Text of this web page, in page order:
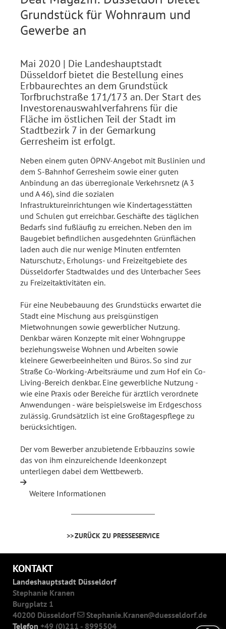
Grundstück für Wohnraum und
Gewerbe an
Mai 2020 | Die Landeshauptstadt
Düsseldorf bietet die Bestellung eines
Erbbaurechtes an dem Grundstück
Torfbruchstraße 171/173 an. Der Start des
Investorenauswahlverfahrens für die
Fläche im östlichen Teil der Stadt im
Stadtbezirk 7 in der Gemarkung
Gerresheim ist erfolgt.
Neben einem guten ÖPNV-Angebot mit Buslinien und
dem S-Bahnhof Gerresheim sowie einer guten
Anbindung an das überregionale Verkehrsnetz (A 3
und A 46), sind die sozialen
Infrastruktureinrichtungen wie Kindertagesstätten
und Schulen gut erreichbar. Geschäfte des täglichen
Bedarfs sind fußläufig zu erreichen. Neben den im
Baugebiet befindlichen ausgedehnten Grünflächen
laden auch die nur wenige Minuten entfernten
Naturschutz-, Erholungs- und Freizeitgebiete des
Düsseldorfer Stadtwaldes und des Unterbacher Sees
zu Freizeitaktivitäten ein.
Für eine Neubebauung des Grundstücks erwartet die
Stadt eine Mischung aus preisgünstigen
Mietwohnungen sowie gewerblicher Nutzung.
Denkbar wären Konzepte mit einer Wohngruppe
beziehungsweise Wohnen und Arbeiten sowie
kleinere Gewerbeeinheiten und Büros. So sind zur
Straße Co-Working-Arbeitsräume und zum Hof ein Co-
Living-Bereich denkbar. Eine gewerbliche Nutzung -
wie eine Praxis oder Bereiche für ärztlich verordnete
Anwendungen - wäre beispielsweise im Erdgeschoss
zulässig. Grundsätzlich ist eine Großtagespflege zu
berücksichtigen.
Der vom Bewerber anzubietende Erbbauzins sowie
das von ihm einzureichende Ideenkonzept
unterliegen dabei dem Wettbewerb.
Weitere Informationen
ZURÜCK ZU PRESSESERVICE
KONTAKT
Landeshauptstadt Düsseldorf
Stephanie Kranen
Burgplatz 1
40200 Düsseldorf
Stephanie.Kranen
duesseldorf.de
Telefon +49 (0)211 - 8995504